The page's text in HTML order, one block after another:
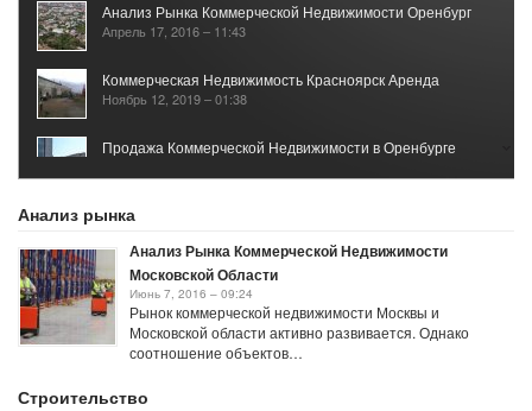
Анализ Рынка Коммерческой Недвижимости Оренбург
Апрель 17, 2016 – 11:43
Коммерческая Недвижимость Красноярск Аренда
Ноябрь 12, 2019 – 01:38
Продажа Коммерческой Недвижимости в Оренбурге
Анализ рынка
Анализ Рынка Коммерческой Недвижимости
Московской Области
Июнь 7, 2016 – 09:24
Рынок коммерческой недвижимости Москвы и
Московской области активно развивается. Однако
соотношение объектов…
Строительство